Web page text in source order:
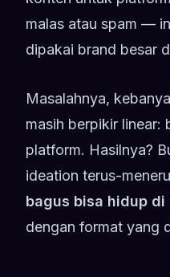
malas atau spam —
dipakai brand besar
Masalahnya,
masih berpikir linear:
platform. Hasilnya?
ideation terus-
bagus bisa hidup
dengan format yang